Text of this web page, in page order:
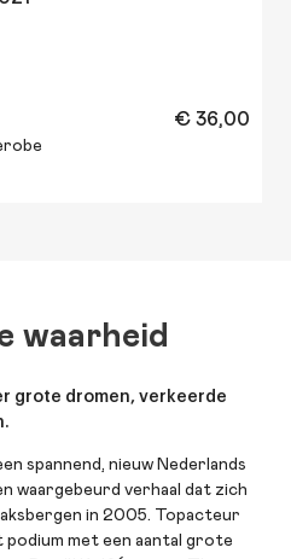
€ 36,00
waarheid
grote dromen, verkeerde
spannend, nieuw Nederlands
waargebeurd verhaal dat zich
in 2005. Topacteur
met een aantal grote